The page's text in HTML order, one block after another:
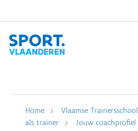
Home Vlaamse Trainersschool
als trainer
Jouw coachprofiel